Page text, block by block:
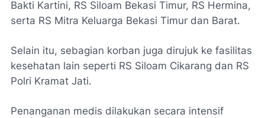
Bakti Kartini, RS Siloam Bekasi Timur, RS Hermina,
serta RS Mitra Keluarga Bekasi Timur dan Barat.
Selain itu, sebagian korban juga dirujuk ke fasilitas
kesehatan lain seperti RS Siloam Cikarang dan RS
Polri Kramat Jati.
Penanganan medis dilakukan secara intensif